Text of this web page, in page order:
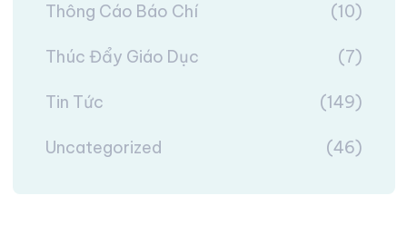
Thông Cáo Báo Chí (10)
Thúc Đẩy Giáo Dục (7)
Tin Tức (149)
Uncategorized (46)